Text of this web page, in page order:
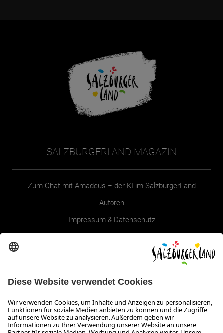
SALZBURGERLAND MAGAZIN
Zum Chat mit Amadeus – der KI im SalzburgerLand
Autoren
Impressum & Datenschutz
Infos zum Urlaub im SalzburgerLand
Veranstaltungen im SalzburgerLand